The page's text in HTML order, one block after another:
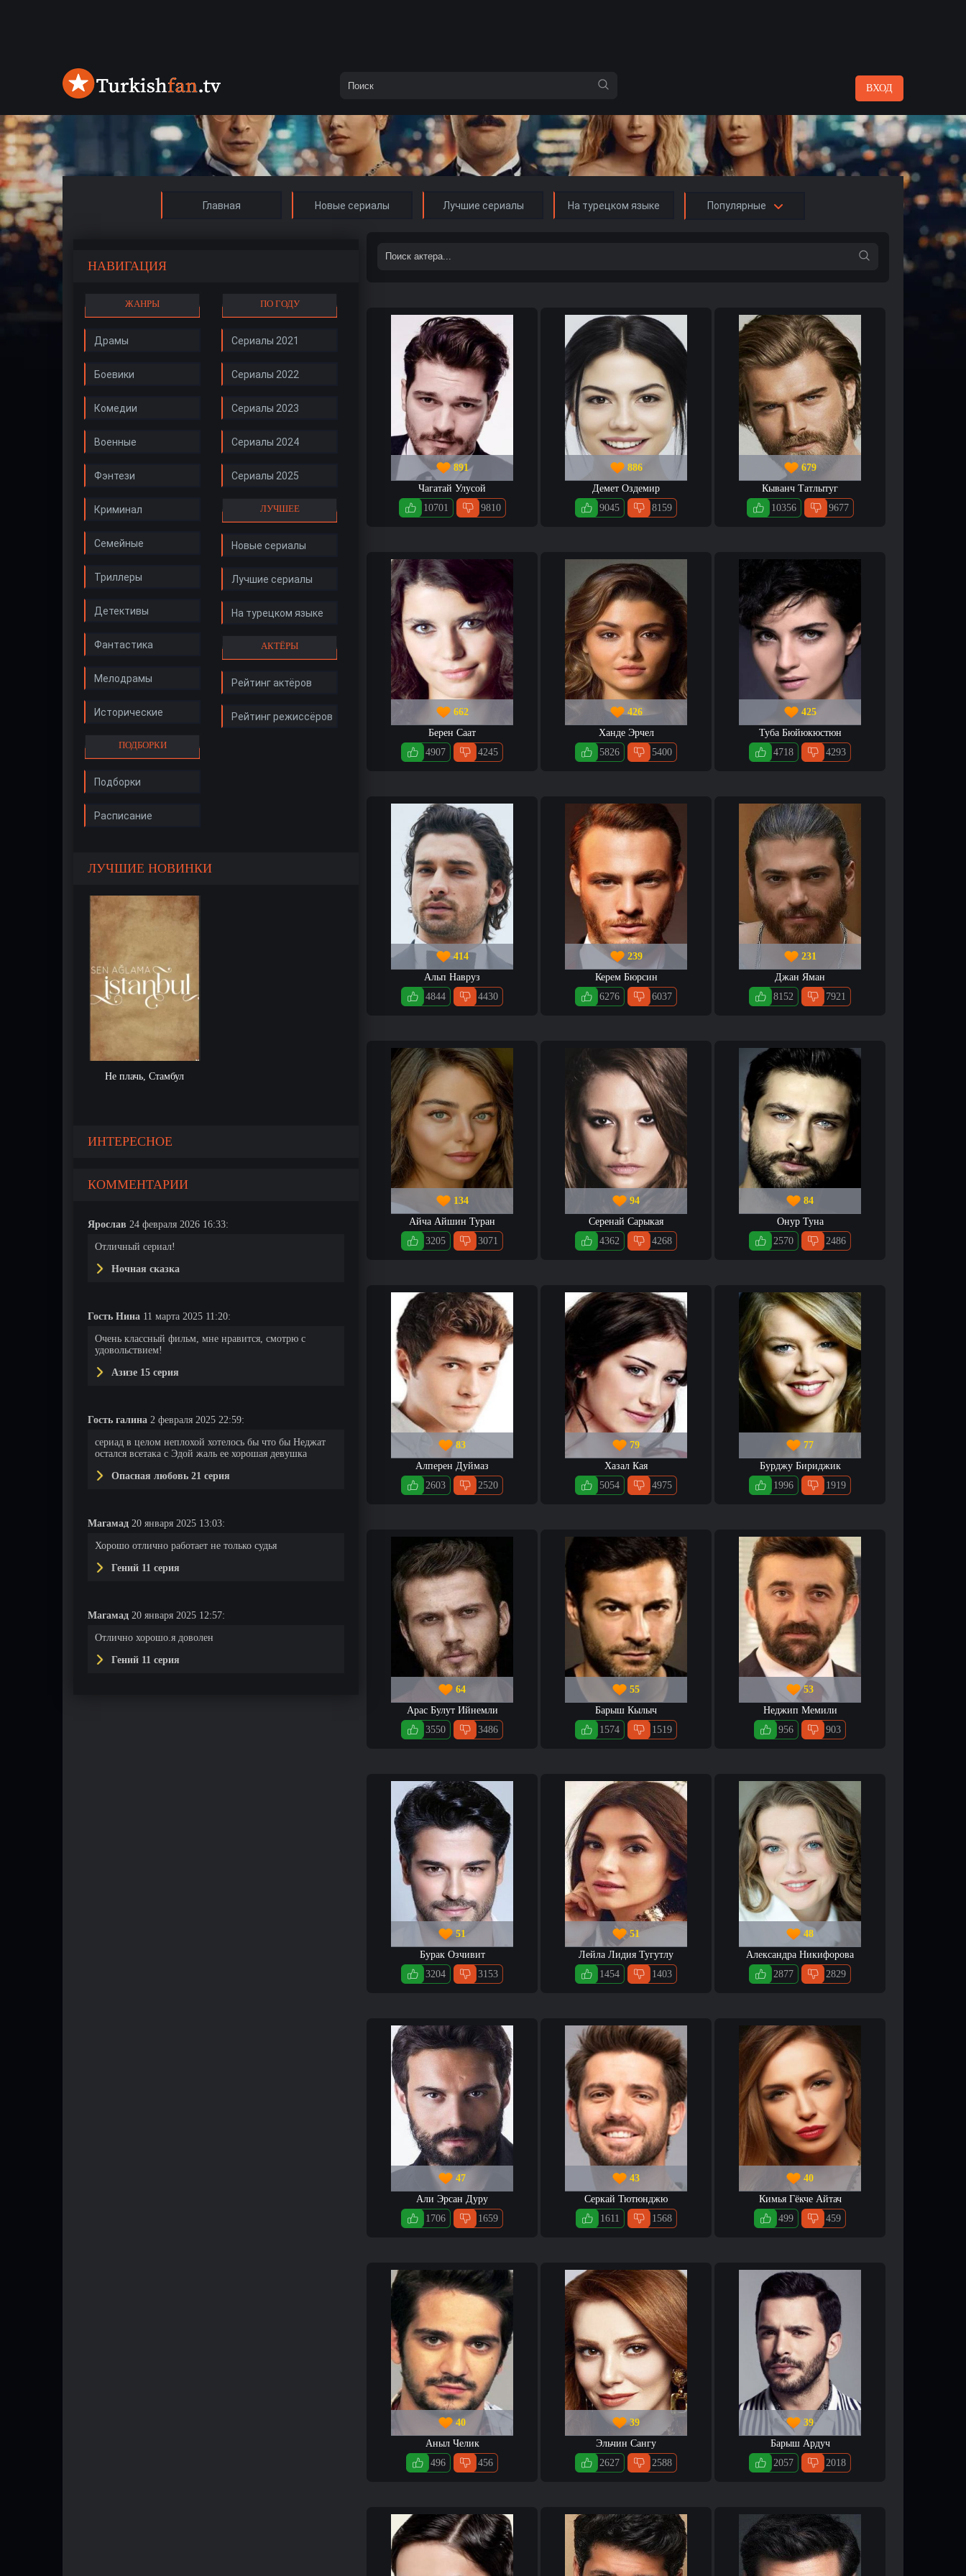
ВХОД
Главная Новые сериалы Лучшие сериалы На турецком языке Популярные
НАВИГАЦИЯ
ЖАНРЫ
Драмы
Боевики
Комедии
Военные
Фэнтези
Криминал
Семейные
Триллеры
Детективы
Фантастика
Мелодрамы
Исторические
ПОДБОРКИ
Подборки
Расписание
ПО ГОДУ
Сериалы 2021
Сериалы 2022
Сериалы 2023
Сериалы 2024
Сериалы 2025
ЛУЧШЕЕ
Новые сериалы
Лучшие сериалы
На турецком языке
АКТЁРЫ
Рейтинг актёров
Рейтинг режиссёров
ЛУЧШИЕ НОВИНКИ
Не плачь, Стамбул
ИНТЕРЕСНОЕ
КОММЕНТАРИИ
Ярослав 24 февраля 2026 16:33:
Отличный сериал!
Ночная сказка
Гость Нина 11 марта 2025 11:20:
Очень классный фильм, мне нравится, смотрю с
удовольствием!
Азизе 15 серия
Гость галина 2 февраля 2025 22:59:
сериад в целом неплохой хотелось бы что бы Неджат
остался всетака с Эдой жаль ее хорошая девушка
Опасная любовь 21 серия
Магамад 20 января 2025 13:03:
Хорошо отлично работает не только судья
Гений 11 серия
Магамад 20 января 2025 12:57:
Отлично хорошо.я доволен
Гений 11 серия
891
Чагатай Улусой
10701
9810
886
Демет Оздемир
9045
8159
679
Кыванч Татлытуг
10356
9677
662
Берен Саат
4907
4245
426
Ханде Эрчел
5826
5400
425
Туба Бюйюкюстюн
4718
4293
414
Альп Навруз
4844
4430
239
Керем Бюрсин
6276
6037
231
Джан Яман
8152
7921
134
Айча Айшин Туран
3205
3071
94
Серенай Сарыкая
4362
4268
84
Онур Туна
2570
2486
83
Алперен Дуймаз
2603
2520
79
Хазал Кая
5054
4975
77
Бурджу Бириджик
1996
1919
64
Арас Булут Ийнемли
3550
3486
55
Барыш Кылыч
1574
1519
53
Неджип Мемили
956
903
51
Бурак Озчивит
3204
3153
51
Лейла Лидия Тугутлу
1454
1403
48
Александра Никифорова
2877
2829
47
Али Эрсан Дуру
1706
1659
43
Серкай Тютюнджю
1611
1568
40
Кимья Гёкче Айтач
499
459
40
Аныл Челик
496
456
39
Эльчин Сангу
2627
2588
39
Барыш Ардуч
2057
2018